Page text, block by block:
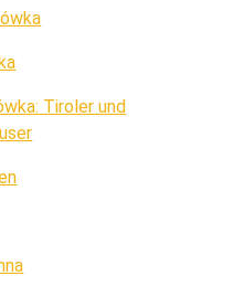
Tiroler und